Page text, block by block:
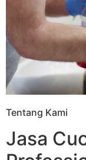
Tentang Kami
Jasa